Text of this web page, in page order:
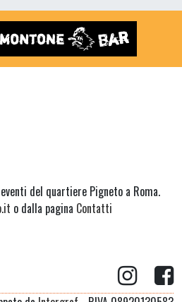
del quartiere Pigneto a Roma.
o dalla pagina Contatti